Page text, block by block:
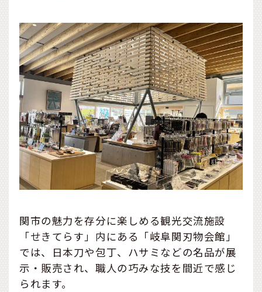
関市の魅力を存分に楽しめる観光交流施設
「せきてらす」内にある「岐阜関刃物会館」
では、日本刀や包丁、ハサミなどの名品が展
示・販売され、職人の巧みな技を間近で感じ
られます。